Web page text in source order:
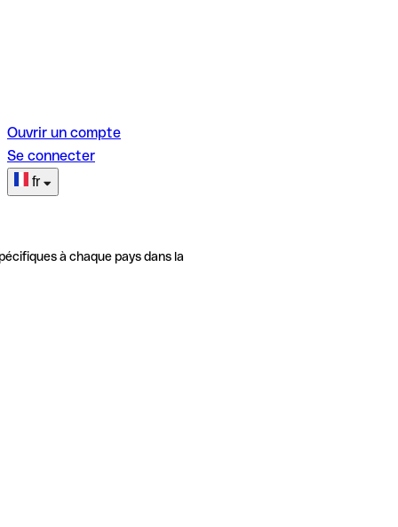
Ouvrir un compte
Se connecter
fr
à chaque pays dans la